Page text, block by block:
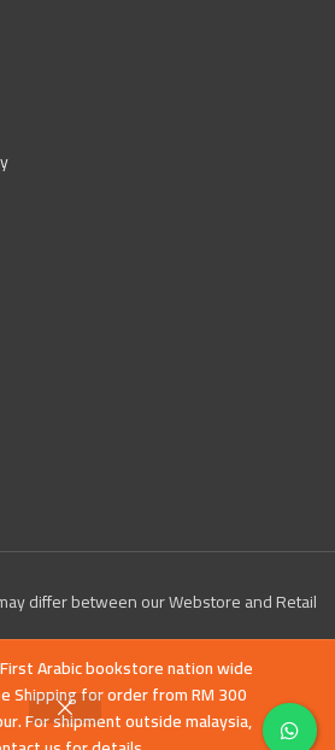
Arabic bookstore nation wide
Shipping for order from RM 300
For shipment outside malaysia,
differ between our Webstore and Retail
2019 CREATED BY-Tawarly Ltd. PREMIUM E-
SOLUTIONS.